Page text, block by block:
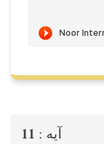
آيه : 11